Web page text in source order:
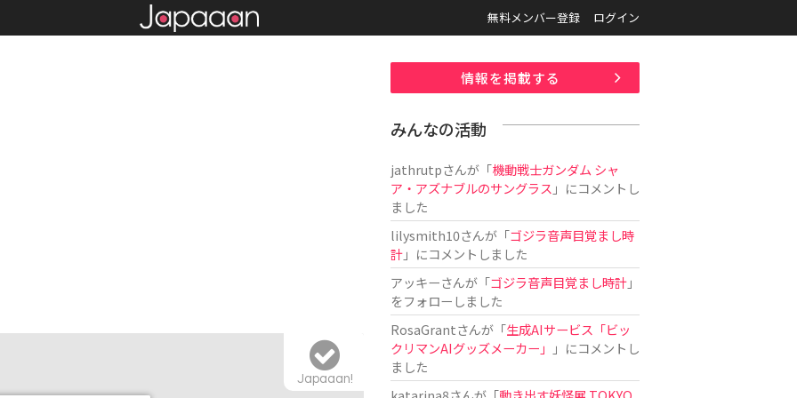
無料メンバー登録 ログイン
Japaaan!
情報を掲載する
みんなの活動
jathrutpさんが「機動戦士ガンダム シャ
ア・アズナブルのサングラス 」にコメントし
ました
lilysmith10さんが「ゴジラ音声目覚まし時
計」にコメントしました
アッキーさんが「ゴジラ音声目覚まし時計」
をフォローしました
RosaGrantさんが「生成AIサービス「ビッ
クリマンAIグッズメーカー」
」にコメントし
ました